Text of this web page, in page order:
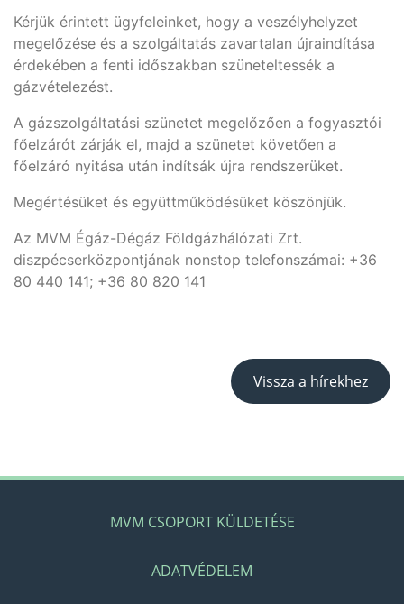
Kérjük érintett ügyfeleinket, hogy a veszélyhelyzet
megelőzése és a szolgáltatás zavartalan újraindítása
érdekében a fenti időszakban szüneteltessék a
gázvételezést.
A gázszolgáltatási szünetet megelőzően a fogyasztói
főelzárót zárják el, majd a szünetet követően a
főelzáró nyitása után indítsák újra rendszerüket.
Megértésüket és együttműködésüket köszönjük.
Az MVM Égáz-Dégáz Földgázhálózati Zrt.
diszpécserközpontjának nonstop telefonszámai: +36
80 440 141; +36 80 820 141
Vissza a hírekhez
MVM CSOPORT KÜLDETÉSE
ADATVÉDELEM